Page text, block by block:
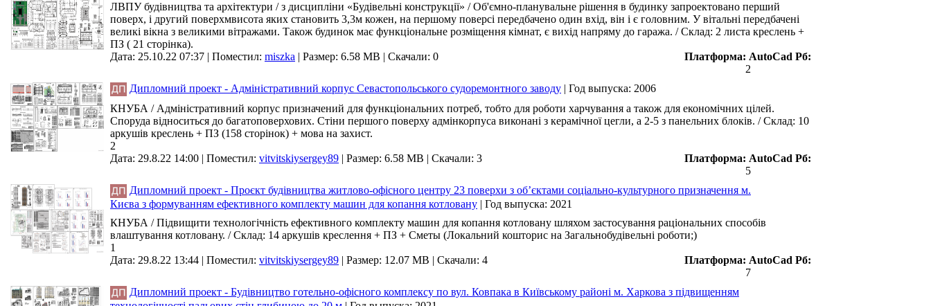
ЛВПУ будівництва та архітектури / з дисципліни «Будівельні конструкції» / Об'ємно-планувальне рішення в будинку запроектовано перший
поверх, і другий поверхмвисота яких становить 3,3м кожен, на першому поверсі передбачено один вхід, він і є головним. У вітальні передбачені
великі вікна з великими вітражами. Також будинок має функціональне розміщення кімнат, є вихід напряму до гаража. / Склад: 2 листа креслень +
ПЗ ( 21 сторінка).
Дата: 25.10.22 07:37 | Поместил: miszka | Размер: 6.58 MB | Скачали: 0 Платформа: AutoCad Рб:
2
Дипломний проект - Адміністративний корпус Севастопольського судоремонтного заводу | Год выпуска: 2006
КНУБА / Адміністративний корпус призначений для функціональних потреб, тобто для роботи харчування а також для економічних цілей.
Споруда відноситься до багатоповерхових. Стіни першого поверху адмінкорпуса виконані з керамічної цегли, а 2-5 з панельних блоків. / Склад: 10
аркушів креслень + ПЗ (158 сторінок) + мова на захист.
2
Дата: 29.8.22 14:00 | Поместил: vitvitskiysergey89 | Размер: 6.58 MB | Скачали: 3 Платформа: AutoCad Рб:
5
Дипломний проект - Проєкт будівництва житлово-офісного центру 23 поверхи з об’єктами соціально-культурного призначення м.
Києва з формуванням ефективного комплекту машин для копання котловану | Год выпуска: 2021
КНУБА / Підвищити технологічність ефективного комплекту машин для копання котловану шляхом застосування раціональних способів
влаштування котловану. / Склад: 14 аркушів креслення + ПЗ + Сметы (Локальний кошторис на Загальнобудівельні роботи;)
1
Дата: 29.8.22 13:44 | Поместил: vitvitskiysergey89 | Размер: 12.07 MB | Скачали: 4 Платформа: AutoCad Рб:
7
Дипломний проект - Будівництво готельно-офісного комплексу по вул. Ковпака в Київському районі м. Харкова з підвищенням